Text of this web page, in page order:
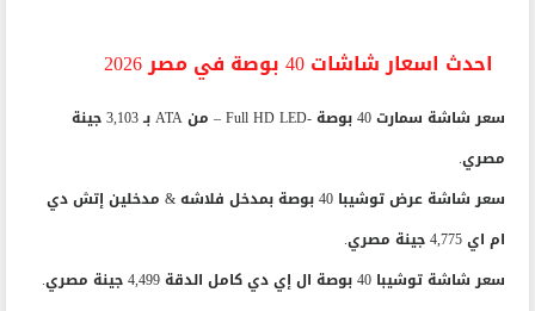
احدث اسعار شاشات 40 بوصة في مصر 2026
سعر شاشة سمارت 40 بوصة -Full HD LED – من ATA بـ 3,103 جينة
مصري.
سعر شاشة عرض توشيبا 40 بوصة بمدخل فلاشه & مدخلين إتش دي
ام اي 4,775 جينة مصري.
سعر شاشة توشيبا 40 بوصة ال إي دي كامل الدقة 4,499 جينة مصري.